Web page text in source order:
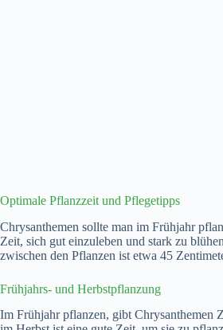
Optimale Pflanzzeit und Pflegetipps
Chrysanthemen sollte man im Frühjahr
Zeit, sich gut einzuleben und stark zu
zwischen den Pflanzen ist etwa 45
Frühjahrs- und Herbstpflanzung
Im Frühjahr pflanzen, gibt Chrysanthemen